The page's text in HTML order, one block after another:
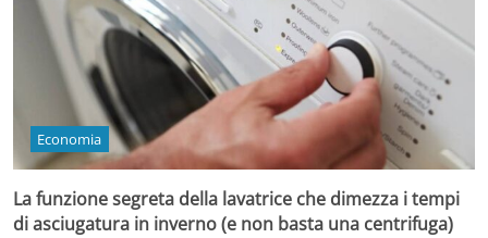
Economia
La funzione segreta della lavatrice che dimezza i tempi
di asciugatura in inverno (e non basta una centrifuga)